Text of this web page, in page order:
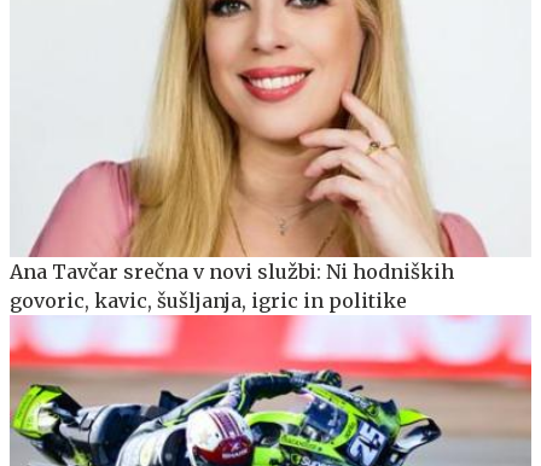
Ana Tavčar srečna v novi službi: Ni hodniških
govoric, kavic, šušljanja, igric in politike